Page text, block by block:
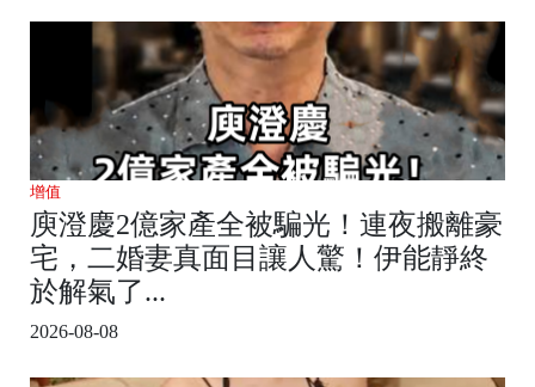
增值
庾澄慶2億家產全被騙光！連夜搬離豪
宅，二婚妻真面目讓人驚！伊能靜終
於解氣了...
2026-08-08